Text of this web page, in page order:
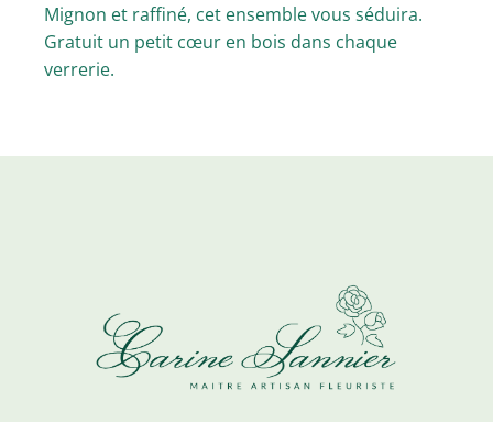
Mignon et raffiné, cet ensemble vous séduira.
Gratuit un petit cœur en bois dans chaque
verrerie.